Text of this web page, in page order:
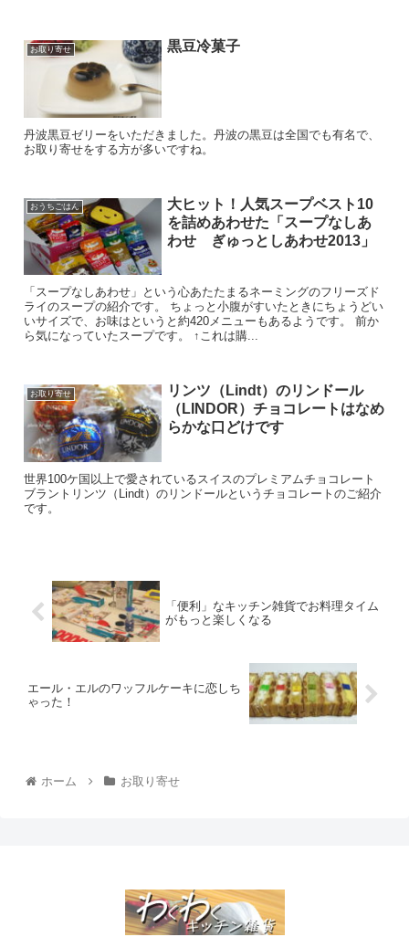
お取り寄せ 黒豆冷菓子
丹波黒豆ゼリーをいただきました。丹波の黒豆は全国でも有名で、
お取り寄せをする方が多いですね。
おうちごはん
大ヒット！人気スープベスト10
を詰めあわせた「スープなしあ
わせ ぎゅっとしあわせ2013」
「スープなしあわせ」という心あたたまるネーミングのフリーズド
ライのスープの紹介です。 ちょっと小腹がすいたときにちょうどい
いサイズで、お味はというと約420メニューもあるようです。 前か
ら気になっていたスープです。 ↑これは購...
お取り寄せ
リンツ（Lindt）のリンドール
（LINDOR）チョコレートはなめ
らかな口どけです
世界100ケ国以上で愛されているスイスのプレミアムチョコレート
ブラントリンツ（Lindt）のリンドールというチョコレートのご紹介
です。
「便利」なキッチン雑貨でお料理タイム
がもっと楽しくなる
エール・エルのワッフルケーキに恋しち
ゃった！
ホーム お取り寄せ